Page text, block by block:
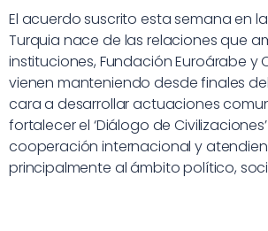
El acuerdo suscrito esta semana en
Turquia nace de las relaciones que
instituciones, Fundación Euroárabe y
vienen manteniendo desde finales
cara a desarrollar actuaciones
fortalecer el ‘Diálogo de
cooperación internacional y
principalmente al ámbito político,